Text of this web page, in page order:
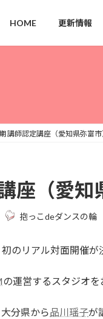
HOME 更新情報
講師認定講座（愛知県弥富市
座（愛知
抱っこdeダンスの輪
のリアル対面開催が
の運営するスタジオを
分県から品川瑶子が